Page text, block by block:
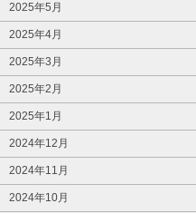
2025年5月
2025年4月
2025年3月
2025年2月
2025年1月
2024年12月
2024年11月
2024年10月